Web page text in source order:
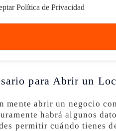
Política de Privacidad
para Abrir un
mente abrir un negocio
habrá algunos
permitir cuándo tienes